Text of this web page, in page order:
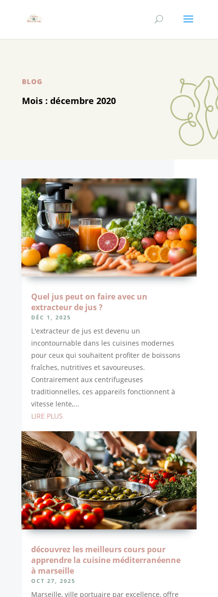
BLOG
Mois : décembre 2020
Quel jus peut on faire avec un
extracteur de jus ?
DÉC 1, 2025
L'extracteur de jus est devenu un
incontournable dans les cuisines modernes
pour ceux qui souhaitent profiter de boissons
fraîches, nutritives et savoureuses.
Contrairement aux centrifugeuses
traditionnelles, ces appareils fonctionnent à
vitesse lente,...
LIRE PLUS
découvrez les meilleurs cours pour
apprendre la cuisine méditerranéenne
à marseille
OCT 27, 2025
Marseille, ville portuaire par excellence, offre